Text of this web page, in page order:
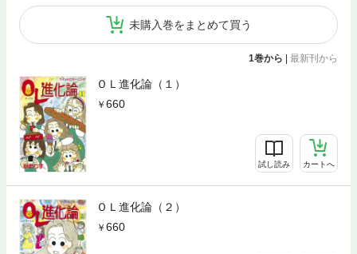
未購入巻をまとめて買う
1巻から | 最新刊から
ＯＬ進化論（１）
660
試し読み カートへ
ＯＬ進化論（２）
660